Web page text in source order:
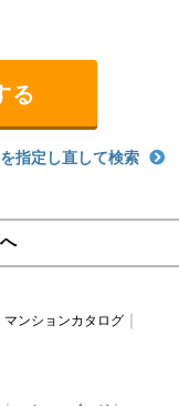
指定し直して検索
マンションカタログ